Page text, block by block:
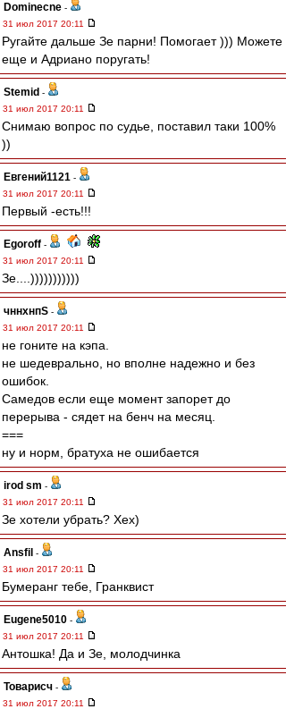
Dominecne -
31 июл 2017 20:11
Ругайте дальше Зе парни! Помогает ))) Можете
еще и Адриано поругать!
Stemid -
31 июл 2017 20:11
Снимаю вопрос по судье, поставил таки 100%
))
Евгений1121 -
31 июл 2017 20:11
Первый -есть!!!
Egoroff -
31 июл 2017 20:11
Зе....)))))))))))
чннхнпS -
31 июл 2017 20:11
не гоните на кэпа.
не шедеврально, но вполне надежно и без
ошибок.
Самедов если еще момент запорет до
перерыва - сядет на бенч на месяц.
===
ну и норм, братуха не ошибается
irod sm -
31 июл 2017 20:11
Зе хотели убрать? Хех)
Ansfil -
31 июл 2017 20:11
Бумеранг тебе, Гранквист
Eugene5010 -
31 июл 2017 20:11
Антошка! Да и Зе, молодчинка
Товарисч -
31 июл 2017 20:11